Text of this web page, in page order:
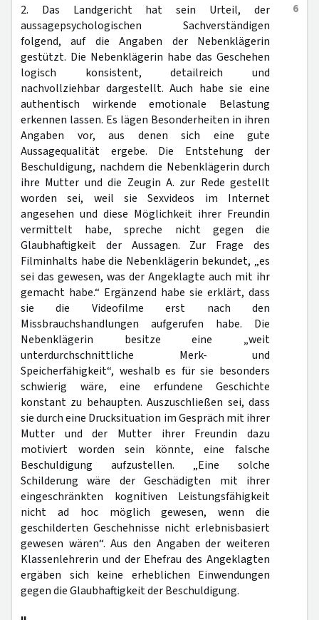
6
2. Das Landgericht hat sein Urteil, der
aussagepsychologischen Sachverständigen
folgend, auf die Angaben der Nebenklägerin
gestützt. Die Nebenklägerin habe das Geschehen
logisch konsistent, detailreich und
nachvollziehbar dargestellt. Auch habe sie eine
authentisch wirkende emotionale Belastung
erkennen lassen. Es lägen Besonderheiten in ihren
Angaben vor, aus denen sich eine gute
Aussagequalität ergebe. Die Entstehung der
Beschuldigung, nachdem die Nebenklägerin durch
ihre Mutter und die Zeugin A. zur Rede gestellt
worden sei, weil sie Sexvideos im Internet
angesehen und diese Möglichkeit ihrer Freundin
vermittelt habe, spreche nicht gegen die
Glaubhaftigkeit der Aussagen. Zur Frage des
Filminhalts habe die Nebenklägerin bekundet, „es
sei das gewesen, was der Angeklagte auch mit ihr
gemacht habe.“ Ergänzend habe sie erklärt, dass
sie die Videofilme erst nach den
Missbrauchshandlungen aufgerufen habe. Die
Nebenklägerin besitze eine „weit
unterdurchschnittliche Merk- und
Speicherfähigkeit“, weshalb es für sie besonders
schwierig wäre, eine erfundene Geschichte
konstant zu behaupten. Auszuschließen sei, dass
sie durch eine Drucksituation im Gespräch mit ihrer
Mutter und der Mutter ihrer Freundin dazu
motiviert worden sein könnte, eine falsche
Beschuldigung aufzustellen. „Eine solche
Schilderung wäre der Geschädigten mit ihrer
eingeschränkten kognitiven Leistungsfähigkeit
nicht ad hoc möglich gewesen, wenn die
geschilderten Geschehnisse nicht erlebnisbasiert
gewesen wären“. Aus den Angaben der weiteren
Klassenlehrerin und der Ehefrau des Angeklagten
ergäben sich keine erheblichen Einwendungen
gegen die Glaubhaftigkeit der Beschuldigung.